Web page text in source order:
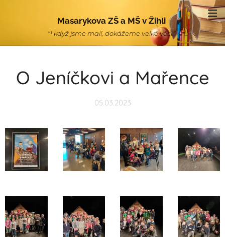
Masarykova ZŠ a MŠ v Žihli
"I když jsme malí, dokážeme velké věci."
O Jeníčkovi a Mařence
05.03.2023